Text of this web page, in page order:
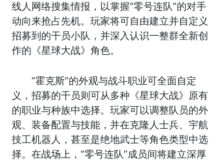
线人网络搜集情报，以掌握“零号连队”的对手
动向来抢占先机。玩家将可自由建立并自定义
招募到的干员小队，并深入认识一整群全新创
作的《星球大战》角色。
“霍克斯”的外观与战斗职业可全面自定
义，招募的干员则可从多种《星球大战》原有
的职业与种族中选择。玩家可以调整队员的外
观、装备配置与技能，并在克隆人士兵、宇航
技工机器人，甚至是绝地武士等角色类型中选
择。在战场上，“零号连队”成员间将建立深厚